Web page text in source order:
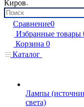
Киров
Сравнение0
Избранные товары
Корзина 0
Каталог
Лампы
света)